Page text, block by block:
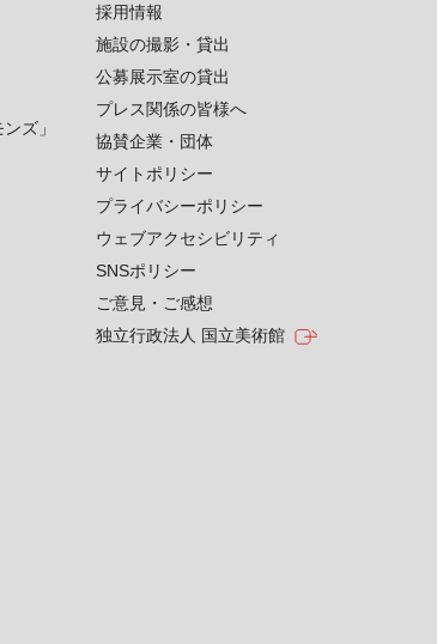
ズ」
採用情報
施設の撮影・貸出
公募展示室の貸出
プレス関係の皆様へ
協賛企業・団体
サイトポリシー
プライバシーポリシー
ウェブアクセシビリティ
SNSポリシー
ご意見・ご感想
独立行政法人 国立美術館